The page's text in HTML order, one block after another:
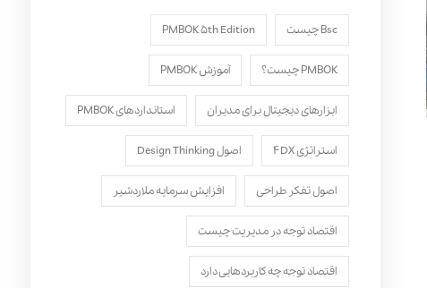
Bsc چیست PMBOK ۵th Edition
PMBOK چیست؟ آموزش PMBOK
ابزارهای دیجیتال برای مدیران استانداردهای PMBOK
استراتژی ۴DX اصول Design Thinking
اصول تفکر طراحی افزایش سرمایه ملاردشیر
اقتصاد توجه در مدیریت چیست
اقتصاد توجه چه کاربردهایی دارد